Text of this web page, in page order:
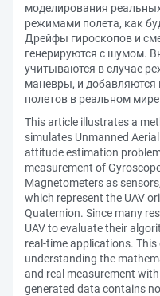
моделирования
режимами полета, как
Дрейфы гироскопов и
генерируются с шумом.
учитываются в случае
маневры, и добавляются
полетов в реальном
This article illustrates a
simulates Unmanned
attitude estimation
measurement of
Magnetometers as
which represent the UAV
Quaternion. Since many
UAV to evaluate their
real-time applications.
understanding the
and real measurement
generated data contains